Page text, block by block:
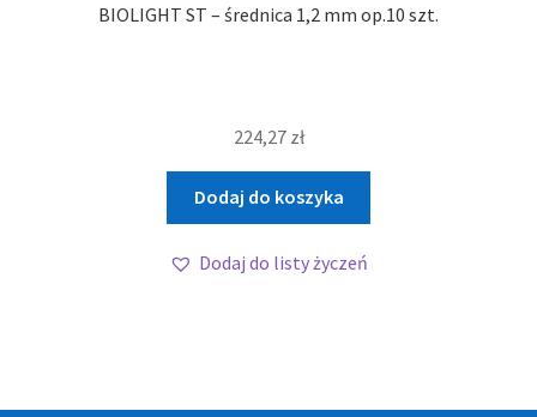
BIOLIGHT ST – średnica 1,2 mm op.10 szt.
224,27 zł
Dodaj do koszyka
Dodaj do listy życzeń